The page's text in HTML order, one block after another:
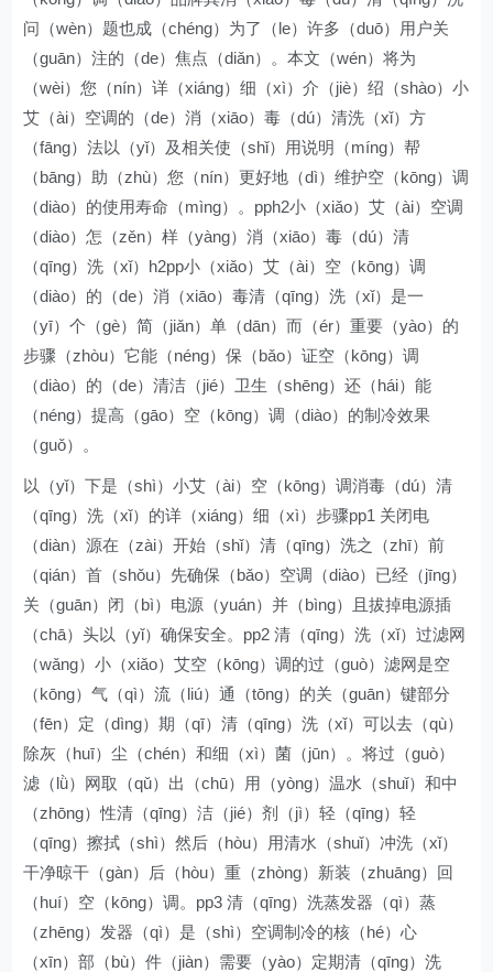
问（wèn）题也成（chéng）为了（le）许多（duō）用户关
（guān）注的（de）焦点（diǎn）。本文（wén）将为
（wèi）您（nín）详（xiáng）细（xì）介（jiè）绍（shào）小
艾（ài）空调的（de）消（xiāo）毒（dú）清洗（xǐ）方
（fāng）法以（yǐ）及相关使（shǐ）用说明（míng）帮
（bāng）助（zhù）您（nín）更好地（dì）维护空（kōng）调
（diào）的使用寿命（mìng）。pph2小（xiǎo）艾（ài）空调
（diào）怎（zěn）样（yàng）消（xiāo）毒（dú）清
（qīng）洗（xǐ）h2pp小（xiǎo）艾（ài）空（kōng）调
（diào）的（de）消（xiāo）毒清（qīng）洗（xǐ）是一
（yī）个（gè）简（jiǎn）单（dān）而（ér）重要（yào）的
步骤（zhòu）它能（néng）保（bǎo）证空（kōng）调
（diào）的（de）清洁（jié）卫生（shēng）还（hái）能
（néng）提高（gāo）空（kōng）调（diào）的制冷效果
（guǒ）。
以（yǐ）下是（shì）小艾（ài）空（kōng）调消毒（dú）清
（qīng）洗（xǐ）的详（xiáng）细（xì）步骤pp1 关闭电
（diàn）源在（zài）开始（shǐ）清（qīng）洗之（zhī）前
（qián）首（shǒu）先确保（bǎo）空调（diào）已经（jīng）
关（guān）闭（bì）电源（yuán）并（bìng）且拔掉电源插
（chā）头以（yǐ）确保安全。pp2 清（qīng）洗（xǐ）过滤网
（wǎng）小（xiǎo）艾空（kōng）调的过（guò）滤网是空
（kōng）气（qì）流（liú）通（tōng）的关（guān）键部分
（fēn）定（dìng）期（qī）清（qīng）洗（xǐ）可以去（qù）
除灰（huī）尘（chén）和细（xì）菌（jūn）。将过（guò）
滤（lǜ）网取（qǔ）出（chū）用（yòng）温水（shuǐ）和中
（zhōng）性清（qīng）洁（jié）剂（jì）轻（qīng）轻
（qīng）擦拭（shì）然后（hòu）用清水（shuǐ）冲洗（xǐ）
干净晾干（gàn）后（hòu）重（zhòng）新装（zhuāng）回
（huí）空（kōng）调。pp3 清（qīng）洗蒸发器（qì）蒸
（zhēng）发器（qì）是（shì）空调制冷的核（hé）心
（xīn）部（bù）件（jiàn）需要（yào）定期清（qīng）洗